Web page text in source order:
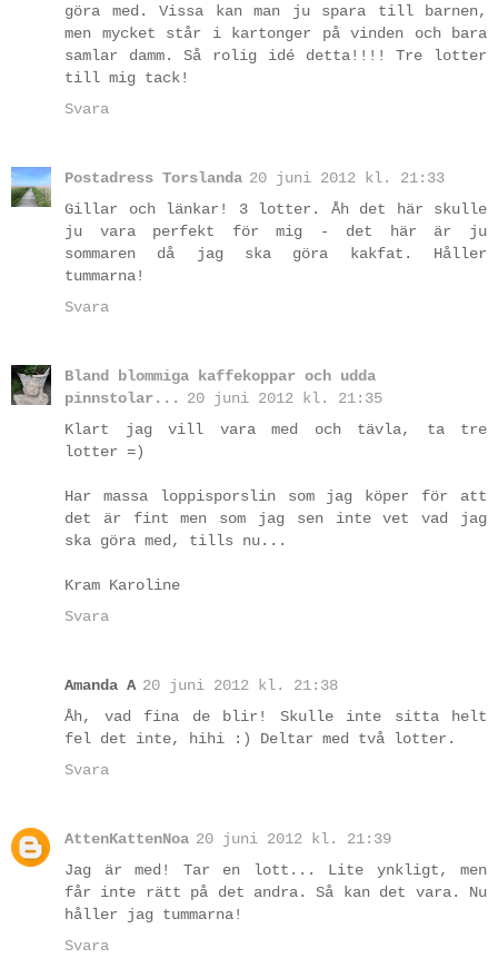
göra med. Vissa kan man ju spara till barnen,
men mycket står i kartonger på vinden och bara
samlar damm. Så rolig idé detta!!!! Tre lotter
till mig tack!
Svara
Postadress Torslanda 20 juni 2012 kl. 21:33
Gillar och länkar! 3 lotter. Åh det här skulle
ju vara perfekt för mig - det här är ju
sommaren då jag ska göra kakfat. Håller
tummarna!
Svara
Bland blommiga kaffekoppar och udda
pinnstolar...
20 juni 2012 kl. 21:35
Klart jag vill vara med och tävla, ta tre
lotter =)
Har massa loppisporslin som jag köper för att
det är fint men som jag sen inte vet vad jag
ska göra med, tills nu...
Kram Karoline
Svara
Amanda A 20 juni 2012 kl. 21:38
Åh, vad fina de blir! Skulle inte sitta helt
fel det inte, hihi :) Deltar med två lotter.
Svara
AttenKattenNoa 20 juni 2012 kl. 21:39
Jag är med! Tar en lott... Lite ynkligt, men
får inte rätt på det andra. Så kan det vara. Nu
håller jag tummarna!
Svara